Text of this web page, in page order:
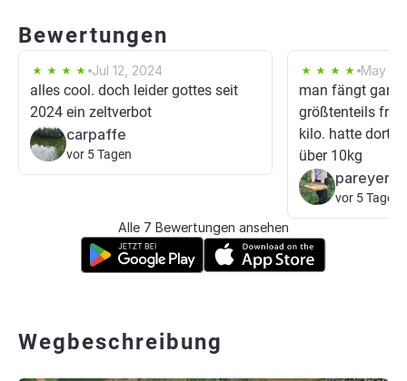
Bewertungen
Jul 12, 2024
alles cool. doch leider gottes seit
2024 ein zeltverbot
carpaffe
vor 5 Tagen
May
man fängt ganz
größtenteils
kilo. hatte dort
über 10kg
pareyer
vor 5 Tagen
Alle 7 Bewertungen ansehen
Wegbeschreibung